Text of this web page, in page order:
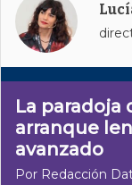
La paradoja
arranque
avanzado
Por Redacción